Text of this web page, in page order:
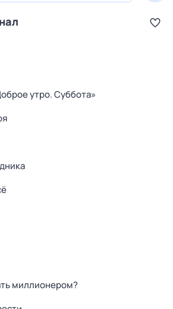
утро. Суббота»
миллионером?